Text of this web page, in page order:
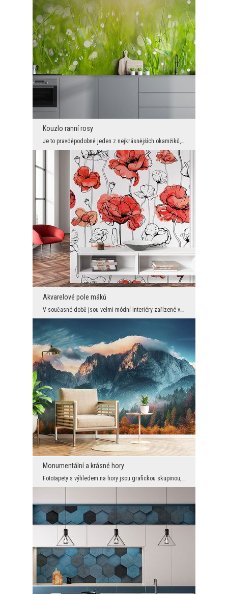
Kouzlo ranní rosy
Je to pravděpodobně jeden z nejkrásnějších okamžiků, kdy se v přírodě objeví svěží jarní zeleň a ...
Akvarelové pole máků
V současné době jsou velmi módní interiéry zařízené vkusně a minimalisticky, ale s nějakým prvkem...
Monumentální a krásné hory
Fototapety s výhledem na hory jsou grafickou skupinou, v níž je každý vzor energický, magnetický ...